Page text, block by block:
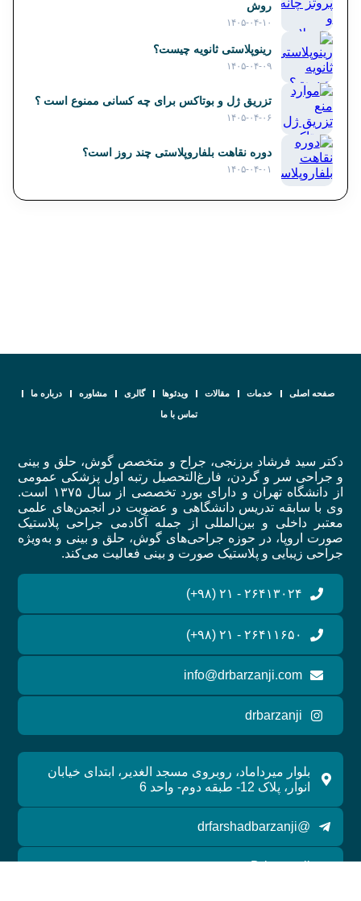
روش
۱۴۰۵-۰۴-۱۰
رینوپلاستی ثانویه چیست؟
۱۴۰۵-۰۴-۰۹
تزریق ژل و بوتاکس برای چه کسانی ممنوع است ؟
۱۴۰۵-۰۴-۰۶
دوره نقاهت بلفاروپلاستی چند روز است؟
۱۴۰۵-۰۴-۰۱
صفحه اصلی خدمات مقالات ویدئوها گالری مشاوره درباره ما
تماس با ما
دکتر سید فرشاد برزنجی، جراح و متخصص گوش، حلق و بینی
و جراحی سر و گردن، فارغ‌التحصیل رتبه اول پزشکی عمومی
از دانشگاه تهران و دارای بورد تخصصی از سال ۱۳۷۵ است.
وی با سابقه تدریس دانشگاهی و عضویت در انجمن‌های علمی
معتبر داخلی و بین‌المللی از جمله آکادمی جراحی پلاستیک
صورت اروپا، در حوزه جراحی‌های گوش، حلق و بینی و به‌ویژه
جراحی زیبایی و پلاستیک صورت و بینی فعالیت می‌کند.
۲۶۴۱۳۰۲۴ - ۲۱ (۹۸+)
۲۶۴۱۱۶۵۰ - ۲۱ (۹۸+)
info@drbarzanji.com
drbarzanji
بلوار میرداماد، روبروی مسجد الغدیر، ابتدای خیابان
انوار، پلاک 12- طبقه دوم- واحد 6
@drfarshadbarzanji
Drbarzanji